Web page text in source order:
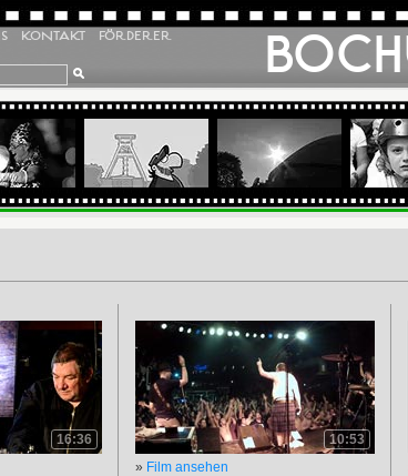
KONTAKT FÖRDERER
16:36
10:53
» Film ansehen